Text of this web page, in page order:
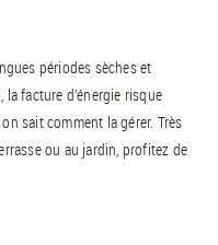
périodes sèches et
facture d’énergie risque
sait comment la gérer. Très
ou au jardin, profitez de